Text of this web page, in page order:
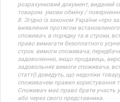
розрахунковий документ, виданий
товаром. умови обміну /
8. Згідно із законом України «про
виявлення протягом встановленого
споживач, в порядку та в строки,
право вимагати безоплатного
строк. вимоги споживача,
задоволенню, якщо продавець,
задовольняє вимоги споживача,
статті) доведуть, що недоліки
споживачем правил користування
Споживач має право брати участь у
або через свого представника.